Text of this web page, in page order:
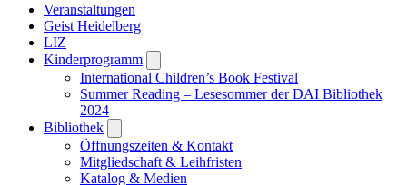
Veranstaltungen
Geist Heidelberg
LIZ
Kinderprogramm
submenu
International Children’s Book Festival
Summer Reading – Lesesommer der DAI Bibliothek
2024
Bibliothek
submenu
Öffnungszeiten & Kontakt
Mitgliedschaft & Leihfristen
Katalog & Medien